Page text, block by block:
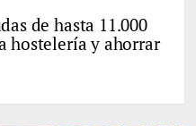
de hasta 11.000
hostelería y ahorrar